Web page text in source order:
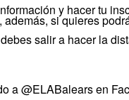
y hacer tu
además, si quieres
salir a hacer la
a @ELABalears en